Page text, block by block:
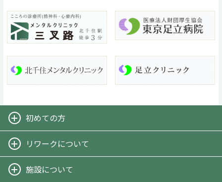
初めての方
-リワークとは
リワークについて
-リワークプログラム
施設について